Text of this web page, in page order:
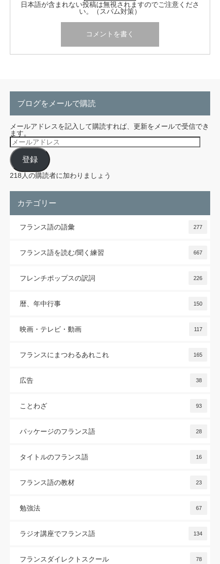
日本語が含まれない投稿は無視されますのでご注意くださ
い。（スパム対策）
ブログをメールで購読
メールアドレスを記入して購読すれば、更新をメールで受信でき
ます。
メ
ー
ル
ア
ド
レ
登録
218人の購読者に加わりましょう
カテゴリー
フランス語の語彙 277
フランス語を読む/聞く練習 667
フレンチポップスの訳詞 226
暦、年中行事 150
映画・テレビ・動画 117
フランスにまつわるあれこれ 165
広告 38
ことわざ 93
パッケージのフランス語 28
タイトルのフランス語 16
フランス語の教材 23
勉強法 67
ラジオ講座でフランス語 134
フランスダイレクトスクール 78